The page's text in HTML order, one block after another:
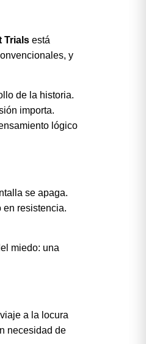
Trials está
y
de la historia.
importa.
lógico
se apaga.
en resistencia.
miedo: una
a la locura
necesidad de